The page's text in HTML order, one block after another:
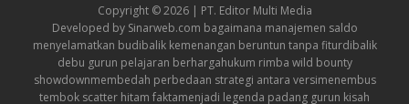
Copyright © 2026 | PT. Editor Multi Media
Developed by Sinarweb.com bagaimana manajemen saldo
menyelamatkan budibalik kemenangan beruntun tanpa fiturdibalik
debu gurun pelajaran berhargahukum rimba wild bounty
showdownmembedah perbedaan strategi antara versimenembus
tembok scatter hitam faktamenjadi legenda padang gurun kisah